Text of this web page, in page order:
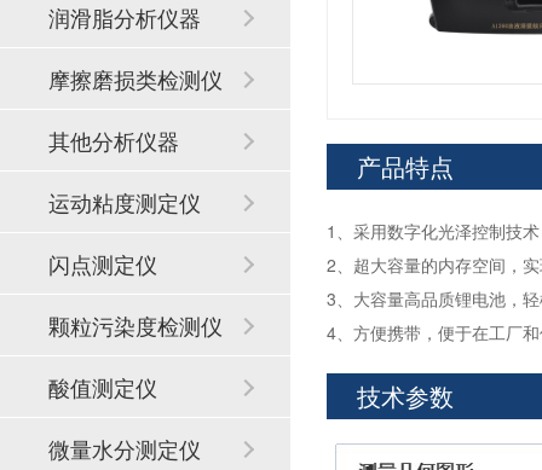
产品特点
1、采用数字化光泽控制技
2、超大容量的内存空间，
3、大容量高品质锂电池，
4、方便携带，便于在工厂
技术参数
润滑脂分析仪器
摩擦磨损类检测仪
器
其他分析仪器
运动粘度测定仪
闪点测定仪
颗粒污染度检测仪
酸值测定仪
微量水分测定仪